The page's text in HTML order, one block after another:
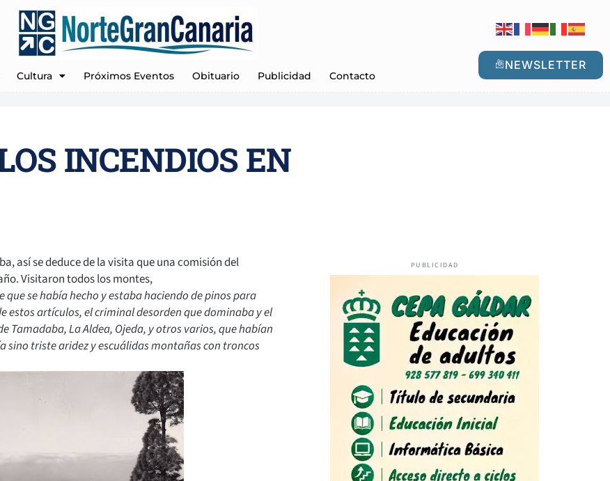
Cultura Próximos Eventos Obituario Publicidad Contacto
NEWSLETTER
INCENDIOS EN
así se deduce de la visita que una comisión del
Visitaron todos los montes,
se había hecho y estaba haciendo de pinos para
estos artículos, el criminal desorden que dominaba y el
Tamadaba, La Aldea, Ojeda, y otros varios, que habían
sino triste aridez y escuálidas montañas con troncos
PUBLICIDAD